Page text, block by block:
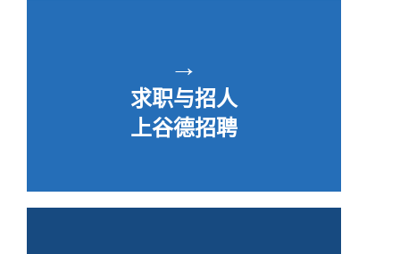
→
求职与招人
上谷德招聘